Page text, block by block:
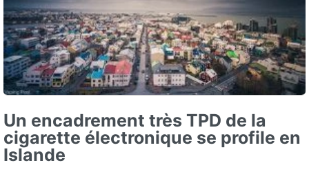
Un encadrement très TPD de la
cigarette électronique se profile en
Islande